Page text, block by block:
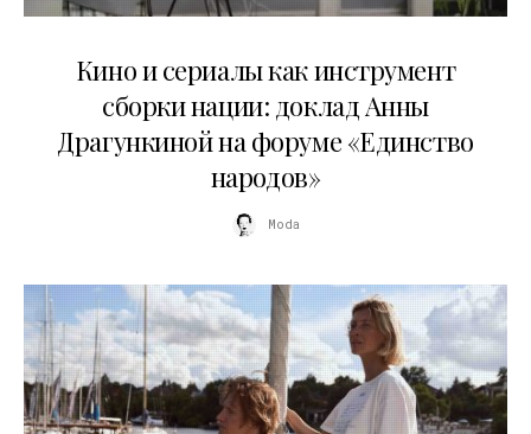
Кино и сериалы как инструмент
сборки нации: доклад Анны
Драгункиной на форуме «Единство
народов»
Moda